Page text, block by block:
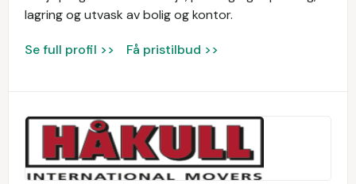
lagring og utvask av bolig og kontor.
Se full profil >> Få pristilbud >>